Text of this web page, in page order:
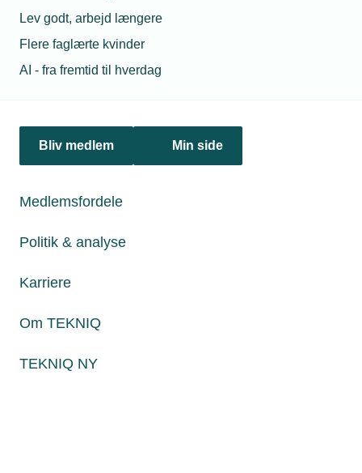
Lev godt, arbejd længere
Flere faglærte kvinder
AI - fra fremtid til hverdag
Bliv medlem Min side
Medlemsfordele
Politik & analyse
Karriere
Om TEKNIQ
TEKNIQ NY
jura@tekniq.dk
tekniq@tekniq.dk
Fredag fra kl. 8:00 til 15:00
Paul Bergsøes Vej 6, 2600 Glostrup